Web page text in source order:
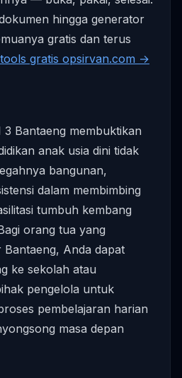
hingga generator
gratis dan terus
gratis opsirvan.com →
Bantaeng membuktikan
anak usia dini tidak
bangunan,
dalam membimbing
tumbuh kembang
orang tua yang
Bantaeng, Anda dapat
ke sekolah atau
pengelola untuk
pembelajaran harian
masa depan